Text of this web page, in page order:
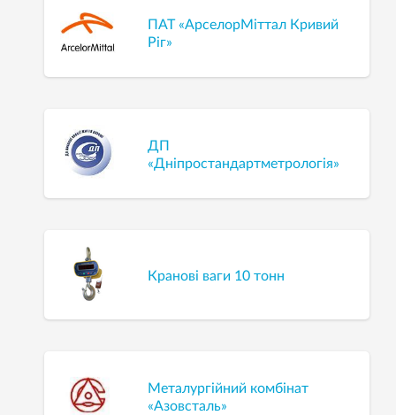
ПАТ «АрселорМіттал Кривий
Ріг»
ДП
«Дніпростандартметрологія»
Кранові ваги 10 тонн
Металургійний комбінат
«Азовсталь»